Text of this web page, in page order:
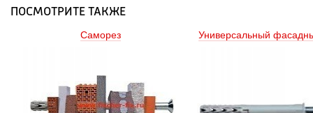
ПОСМОТРИТЕ ТАКЖЕ
Саморез Универсальный